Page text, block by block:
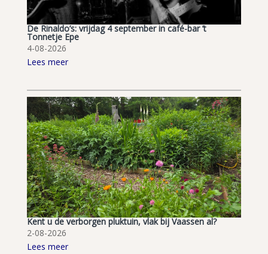
De Rinaldo’s: vrijdag 4 september in café-bar ’t
Tonnetje Epe
4-08-2026
Lees meer
Kent u de verborgen pluktuin, vlak bij Vaassen al?
2-08-2026
Lees meer